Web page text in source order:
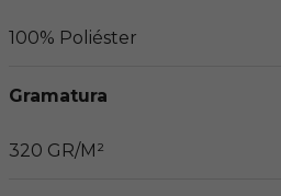
100% Poliéster
Gramatura
320 GR/M²